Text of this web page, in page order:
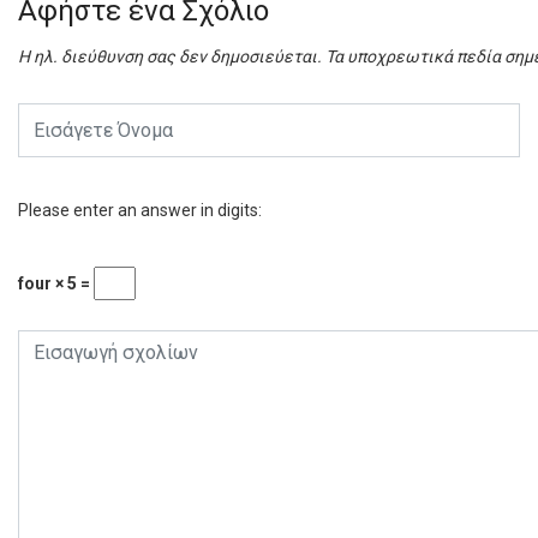
Αφήστε ένα Σχόλιο
Η ηλ. διεύθυνση σας δεν δημοσιεύεται. Τα υποχρεωτικά πεδία
Please enter an answer in digits:
four × 5 =